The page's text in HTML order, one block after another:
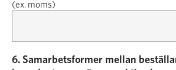
(ex. moms)
6. Samarbetsformer mellan